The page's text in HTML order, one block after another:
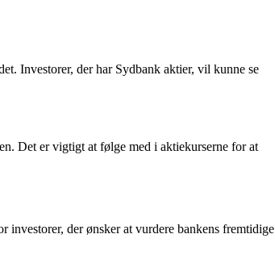
Investorer, der har Sydbank aktier, vil kunne se
Det er vigtigt at følge med i aktiekurserne for at
der ønsker at vurdere bankens fremtidige